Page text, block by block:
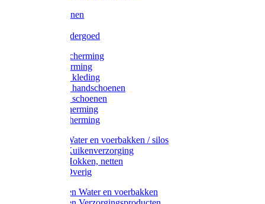
Handschoenen
Thermo ondergoed
Gehoorbescherming
Oogbescherming
Disposable kleding
Disposable handschoenen
Disposable schoenen
Mondbescherming
Hoofdbescherming
Pluimvee Water en voerbakken / silos
Pluimvee Kuikenverzorging
Pluimvee Hokken, netten
Pluimvee Overig
Knaagdieren Water en voerbakken